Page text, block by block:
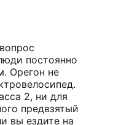
постоянно
Орегон не
2, ни для
предвзятый
вы ездите на